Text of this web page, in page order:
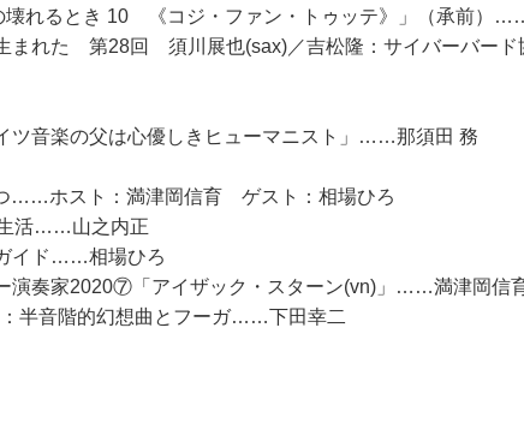
れるとき 10 《コジ・ファン・トゥッテ》」（承前）
まれた 第28回 須川展也(sax)／吉松隆：サイバーバー
音楽の父は心優しきヒューマニスト」……那須田 務
……ホスト：満津岡信育 ゲスト：相場ひろ
活……山之内正
イド……相場ひろ
演奏家2020⑦「アイザック・スターン(vn)」……満津岡信
半音階的幻想曲とフーガ……下田幸二